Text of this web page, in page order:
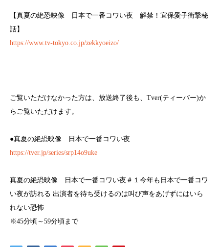
【真夏の絶恐映像 日本で一番コワい夜 解禁！宜保愛子衝撃秘
話】
https://www.tv-tokyo.co.jp/zekkyoeizo/
ご覧いただけなかった方は、放送終了後も、Tver(ティーバー)か
らご覧いただけます。
●真夏の絶恐映像 日本で一番コワい夜
https://tver.jp/series/srp14o9uke
真夏の絶恐映像 日本で一番コワい夜＃１今年も日本で一番コワ
い夜が訪れる 出演者を待ち受けるのは叫び声をあげずにはいら
れない恐怖
※45分頃～59分頃まで